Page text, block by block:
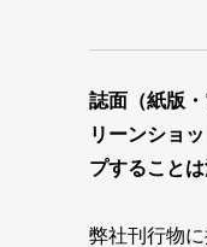
誌面（紙版
リーンショ
プすること
弊社刊行物